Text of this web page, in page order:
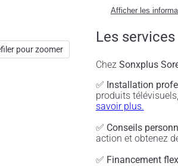
pour zoomer
Afficher les
Les
Chez Sonxplus
✅ Installation
produits
savoir plus.
✅ Conseils
action et obtenez
✅ Financement